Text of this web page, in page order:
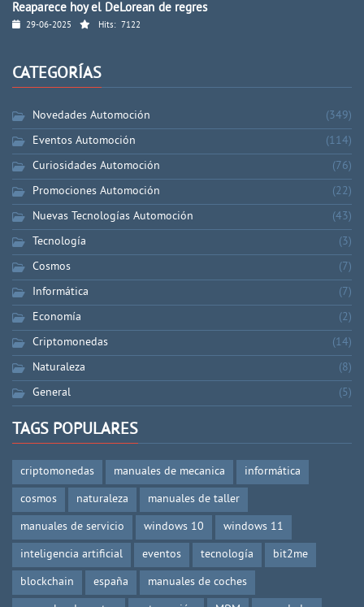
Reaparece hoy el DeLorean de regres
29-06-2025 Hits: 7122
CATEGORÍAS
Novedades Automoción
(349)
Eventos Automoción
(114)
Curiosidades Automoción
(76)
Promociones Automoción
(22)
Nuevas Tecnologías Automoción
(43)
Tecnología
(3)
Cosmos
(7)
Informática
(7)
Economía
(2)
Criptomonedas
(14)
Naturaleza
(8)
General
(5)
TAGS POPULARES
criptomonedas manuales de mecanica
informática
cosmos
naturaleza
manuales de taller
manuales de servicio
windows 10
windows 11
inteligencia artificial
eventos tecnología
bit2me
blockchain
españa
manuales de coches